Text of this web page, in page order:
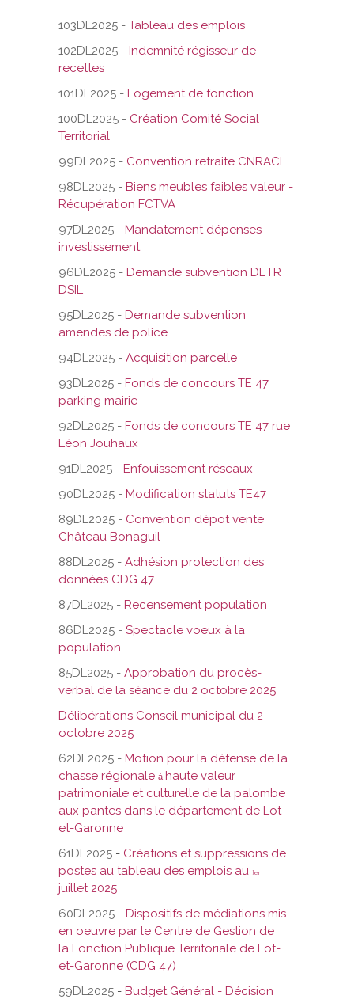
103DL2025 - Tableau des emplois
102DL2025 - Indemnité régisseur de
recettes
101DL2025 - Logement de fonction
100DL2025 - Création Comité Social
Territorial
99DL2025 - Convention retraite CNRACL
98DL2025 - Biens meubles faibles valeur -
Récupération FCTVA
97DL2025 - Mandatement dépenses
investissement
96DL2025 - Demande subvention DETR
DSIL
95DL2025 - Demande subvention
amendes de police
94DL2025 - Acquisition parcelle
93DL2025 - Fonds de concours TE 47
parking mairie
92DL2025 - Fonds de concours TE 47 rue
Léon Jouhaux
91DL2025 - Enfouissement réseaux
90DL2025 - Modification statuts TE47
89DL2025 - Convention dépot vente
Château Bonaguil
88DL2025 - Adhésion protection des
données CDG 47
87DL2025 - Recensement population
86DL2025 - Spectacle voeux à la
population
85DL2025 - Approbation du procès-
verbal de la séance du 2 octobre 2025
Délibérations Conseil municipal du 2
octobre 2025
62DL2025 - Motion pour la défense de la
chasse régionale à haute valeur
patrimoniale et culturelle de la palombe
aux pantes dans le département de Lot-
et-Garonne
61DL2025 - Créations et suppressions de
postes au tableau des emplois au }er
juillet 2025
60DL2025 - Dispositifs de médiations mis
en oeuvre par le Centre de Gestion de
la Fonction Publique Territoriale de Lot-
et-Garonne (CDG 47)
59DL2025 - Budget Général - Décision